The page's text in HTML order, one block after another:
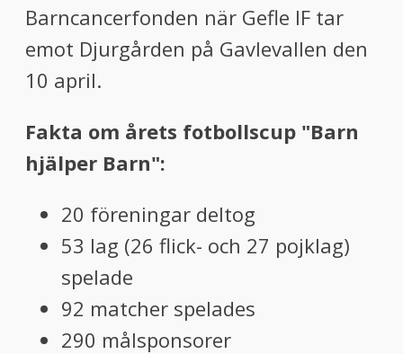
Barncancerfonden när Gefle IF tar
emot Djurgården på Gavlevallen den
10 april.
Fakta om årets fotbollscup "Barn
hjälper Barn":
20 föreningar deltog
53 lag (26 flick- och 27 pojklag)
spelade
92 matcher spelades
290 målsponsorer